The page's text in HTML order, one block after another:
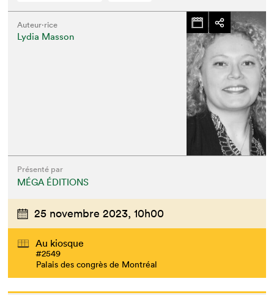
Auteur·rice
Lydia Masson
Présenté par
MÉGA ÉDITIONS
25 novembre 2023, 10h00
Au kiosque
#2549
Palais des congrès de Montréal